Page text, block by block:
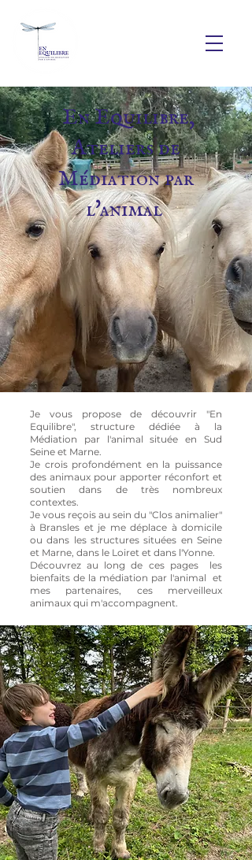
En Equilibre,
Ateliers de
Médiation par
l'animal
Je vous propose de découvrir "En
Equilibre", structure dédiée à la
Médiation par l'animal située en Sud
Seine et Marne.
Je crois profondément en la puissance
des animaux pour apporter réconfort et
soutien dans de très nombreux
contextes.
Je vous reçois au sein du "Clos animalier"
à Bransles et je me déplace à domicile
ou dans les structures situées en Seine
et Marne, dans le Loiret et dans l'Yonne.
Découvrez au long de ces pages les
bienfaits de la médiation par l'animal et
mes partenaires, ces merveilleux
animaux qui m'accompagnent.